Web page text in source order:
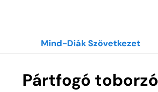
Mind-Diák Szövetkezet
Pártfogó toborzó